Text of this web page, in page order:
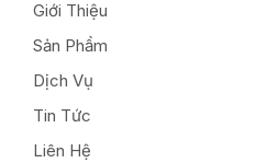
Giới Thiệu
Sản Phẩm
Dịch Vụ
Tin Tức
Liên Hệ